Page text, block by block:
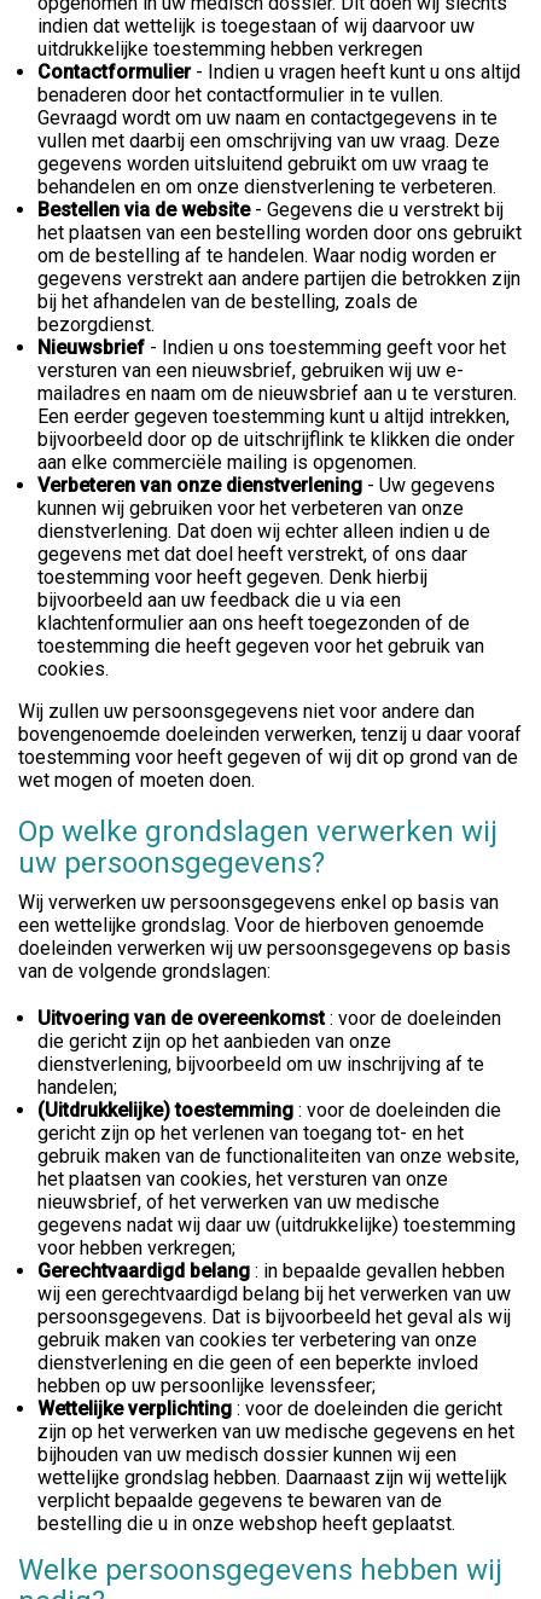
indien dat wettelijk is toegestaan of wij daarvoor uw
uitdrukkelijke toestemming hebben verkregen
Contactformulier- Indien u vragen heeft kunt u ons altijd
benaderen door het contactformulier in te vullen.
Gevraagd wordt om uw naam en contactgegevens in te
vullen met daarbij een omschrijving van uw vraag. Deze
gegevens worden uitsluitend gebruikt om uw vraag te
behandelen en om onze dienstverlening te verbeteren.
Bestellen via de website- Gegevens die u verstrekt bij
het plaatsen van een bestelling worden door ons gebruikt
om de bestelling af te handelen. Waar nodig worden er
gegevens verstrekt aan andere partijen die betrokken zijn
bij het afhandelen van de bestelling, zoals de
bezorgdienst.
Nieuwsbrief - Indien u ons toestemming geeft voor het
versturen van een nieuwsbrief, gebruiken wij uw e-
mailadres en naam om de nieuwsbrief aan u te versturen.
Een eerder gegeven toestemming kunt u altijd intrekken,
bijvoorbeeld door op de uitschrijflink te klikken die onder
aan elke commerciële mailing is opgenomen.
Verbeteren van onze dienstverlening - Uw gegevens
kunnen wij gebruiken voor het verbeteren van onze
dienstverlening. Dat doen wij echter alleen indien u de
gegevens met dat doel heeft verstrekt, of ons daar
toestemming voor heeft gegeven. Denk hierbij
bijvoorbeeld aan uw feedback die u via een
klachtenformulier aan ons heeft toegezonden of de
toestemming die heeft gegeven voor het gebruik van
cookies.
Wij zullen uw persoonsgegevens niet voor andere dan
bovengenoemde doeleinden verwerken, tenzij u daar vooraf
toestemming voor heeft gegeven of wij dit op grond van de
wet mogen of moeten doen.
Op welke grondslagen verwerken wij
uw persoonsgegevens?
Wij verwerken uw persoonsgegevens enkel op basis van
een wettelijke grondslag. Voor de hierboven genoemde
doeleinden verwerken wij uw persoonsgegevens op basis
van de volgende grondslagen:
Uitvoering van de overeenkomst: voor de doeleinden
die gericht zijn op het aanbieden van onze
dienstverlening, bijvoorbeeld om uw inschrijving af te
handelen;
(Uitdrukkelijke) toestemming : voor de doeleinden die
gericht zijn op het verlenen van toegang tot- en het
gebruik maken van de functionaliteiten van onze website,
het plaatsen van cookies, het versturen van onze
nieuwsbrief, of het verwerken van uw medische
gegevens nadat wij daar uw (uitdrukkelijke) toestemming
voor hebben verkregen;
Gerechtvaardigd belang : in bepaalde gevallen hebben
wij een gerechtvaardigd belang bij het verwerken van uw
persoonsgegevens. Dat is bijvoorbeeld het geval als wij
gebruik maken van cookies ter verbetering van onze
dienstverlening en die geen of een beperkte invloed
hebben op uw persoonlijke levenssfeer;
Wettelijke verplichting : voor de doeleinden die gericht
zijn op het verwerken van uw medische gegevens en het
bijhouden van uw medisch dossier kunnen wij een
wettelijke grondslag hebben. Daarnaast zijn wij wettelijk
verplicht bepaalde gegevens te bewaren van de
bestelling die u in onze webshop heeft geplaatst.
Welke persoonsgegevens hebben wij